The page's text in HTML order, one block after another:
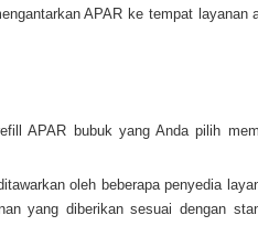
APAR ke tempat layanan
APAR bubuk yang Anda pilih
oleh beberapa penyedia
yang diberikan sesuai dengan